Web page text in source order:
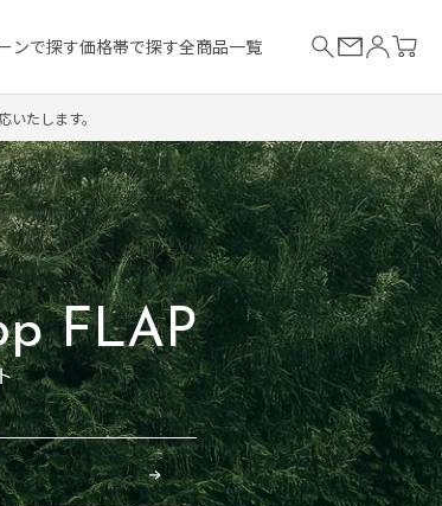
ンで探す価格帯で探す全商品一覧
たします。
FLAP